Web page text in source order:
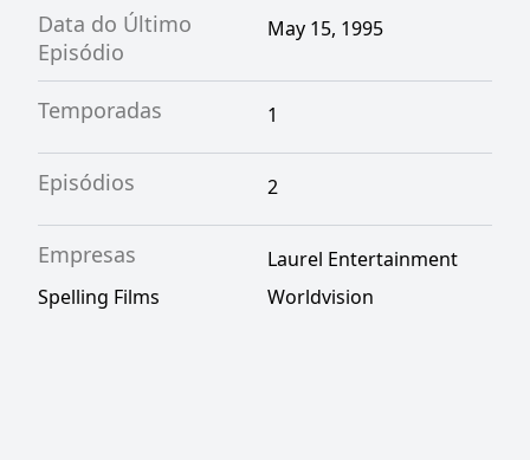
Data do Último
Episódio
May 15, 1995
Temporadas 1
Episódios 2
Empresas
Laurel Entertainment
Spelling Films
Worldvision